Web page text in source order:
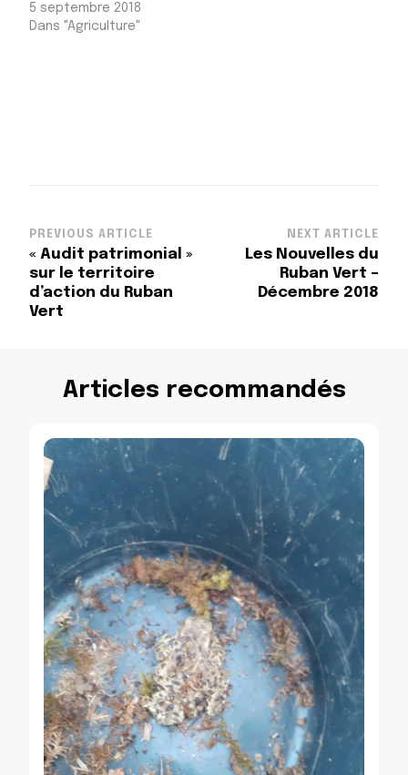
5 septembre 2018
Dans "Agriculture"
Post
Navigation
PREVIOUS ARTICLE
« Audit patrimonial »
sur le territoire
d’action du Ruban
Vert
NEXT ARTICLE
Les Nouvelles du
Ruban Vert –
Décembre 2018
Articles recommandés